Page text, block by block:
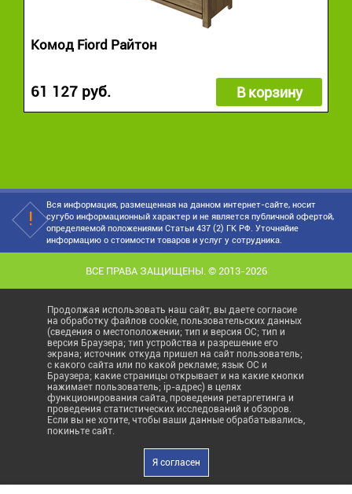
Комод Fiord Райтон
61 127 руб. В корзину
Вся информация, размещенная на данном интернет-сайте, носит
сугубо информационный характер и не является публичной офертой,
определяемой положениями Статьи 437 (2) ГК РФ. Уточняйие
информацию о стоимости товаров и услуг у сотрудника.
ВСЕ ПРАВА ЗАЩИЩЕНЫ. © 2013-2026
Продолжая использовать наш сайт, вы даете согласие
на обработку файлов cookie, пользовательских данных
(сведения о местоположении; тип и версия ОС; тип и
версия Браузера; тип устройства и разрешение его
экрана; источник откуда пришел на сайт пользователь;
с какого сайта или по какой рекламе; язык ОС и
Браузера; какие страницы открывает и на какие кнопки
нажимает пользователь; ip-адрес) в целях
функционирования сайта, проведения ретаргетинга и
проведения статистических исследований и обзоров.
Если вы не хотите, чтобы ваши данные обрабатывались,
покиньте сайт.
Я согласен